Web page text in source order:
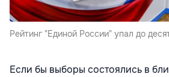
Рейтинг "Единой России" упал до
Если бы выборы состоялись в